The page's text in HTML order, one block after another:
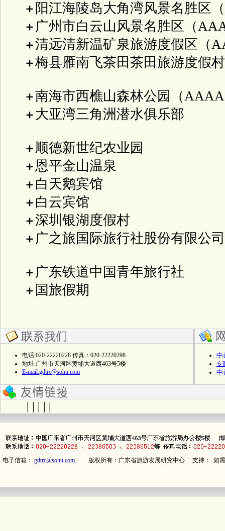
＋ 阳江海陵岛大角湾风景名胜区
＋ 广州市白云山风景名胜区（
＋清远清新温矿泉旅游度假区（
＋梅县雁南飞茶田茶田旅游度假
＋南海市西樵山森林公园（
＋大亚湾三角洲潜水俱乐部
＋顺德新世纪农业园
＋恩平金山温泉
＋ 白天鹅宾馆
＋ 白云宾馆
＋深圳银湖度假村
＋ 广之旅国际旅行社股份有限公司
＋ 广东铁道中国青年旅行社
＋ 国旅假期
电话:020-22220228 传真：020-22220298
地址:广州市天河区黄埔大道西463号5楼
E-mail:gdtrc@sohu.com
中
专
中
| | | | |
电子信箱： gdtrc@sohu.com 版权所有：广东省旅游发展研究中心 支持： 如需